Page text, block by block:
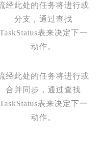
经此处的任务将进行或
分支，通过查找
TaskStatus表来决定下一
动作。
经此处的任务将进行或
合并同步，通过查找
TaskStatus表来决定下一
动作。